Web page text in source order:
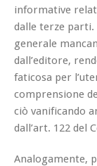
informative
dalle terze
generale
dall’editore,
faticosa per
comprensione
ciò vanificando
dall’art. 122 del
Analogamente,